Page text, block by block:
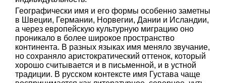
Географически имя и его формы особенно заметны
в Швеции, Германии, Норвегии, Дании и Исландии,
а через европейскую культурную миграцию оно
проникало в более широкое пространство
континента. В разных языках имя меняло звучание,
но сохраняло аристократический оттенок, который
хорошо считывается и в письменной, и в устной
традиции. В русском контексте имя Густава чаще